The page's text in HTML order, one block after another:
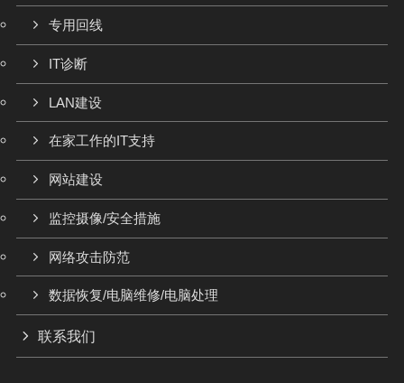
专用回线
IT诊断
LAN建设
在家工作的IT支持
网站建设
监控摄像/安全措施
网络攻击防范
数据恢复/电脑维修/电脑处理
联系我们